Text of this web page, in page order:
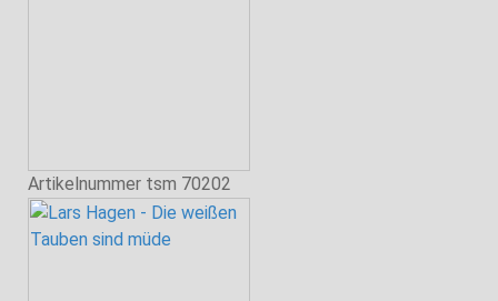
Artikelnummer tsm 70202